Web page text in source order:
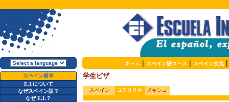
ホ－ム | スペイン語コ－ス | スペイン文化
スペイン留学
E.I.について
なぜスペイン語？
なぜE.I. ？
学生ビザ
スペイン コスタリカ メキシコ